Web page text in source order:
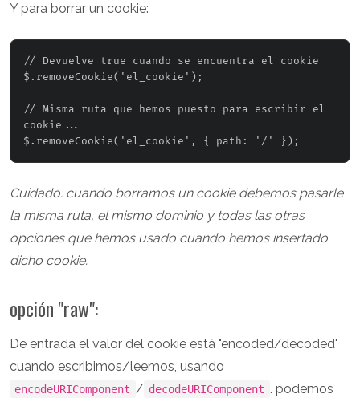
Y para borrar un cookie:
// Devuelve true cuando se encuentra el cookie
$.removeCookie('el_cookie');
// Misma ruta que hemos puesto para escribir el
cookie...
Cuidado: cuando borramos un cookie debemos pasarle
la misma ruta, el mismo dominio y todas las otras
opciones que hemos usado cuando hemos insertado
dicho cookie.
opción "raw":
De entrada el valor del cookie está "encoded/decoded"
cuando escribimos/leemos, usando
encodeURIComponent / decodeURIComponent . podemos